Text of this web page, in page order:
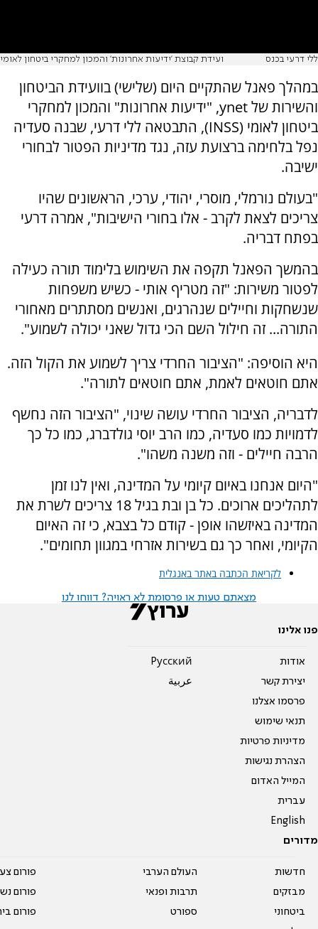
ללי דרעי בכנס ועידת קבוצת 'ידיעות אחרונות' והמכון למחקרי ביטחון לאומי
במהלך פאנל שהתקיים היום (שלישי) בוועידת הביטחון
והשירות של ynet, "ידיעות אחרונות" והמכון למחקרי
ביטחון לאומי (INSS), התבטאה ללי דרעי, שבנה סעדיה
נפל בלחימה ברצועת עזה, נגד מדיניות הפטור לבחורי
ישיבה.
"בעולם נורמלי, מוסרי, יהודי, ערכי, הראשונים שהיו
צריכים לצאת לקרב - אלו בחורי הישיבות", אמרה דרעי
בפתח דבריה.
בהמשך הפאנל תקפה את השימוש בלימוד תורה כעילה
לפטור משירות: "זה מטריף אותי - כשיש משפחות
שנשחקות וחיילים שנהרגים, ואנשים מסתתרים מאחורי
התורה... זה חילול השם הכי גדול שאני יכולה לשמוע".
היא הוסיפה: "הציבור החרדי צריך לשמוע את הקול הזה.
אתם חוטאים לאמת, אתם חוטאים לתורה".
לדבריה, הציבור החרדי עושה שינוי, "הציבור הזה נחשף
לדמויות כמו סעדיה, כמו הרב יוסי גולדברג, כמו כל כך
הרבה חיילים - וזה משנה משהו".
"היום אנחנו באיום קיומי על המדינה, ואין לנו זמן
לתהליכים ארוכים. כל בן ובת בגיל 18 צריכים לשרת את
המדינה באיזשהו אופן - קודם כל בצבא, כי זה האיום
הקיומי, ואחר כך גם בשירות אזרחי במגוון תחומים".
לקריאת הכתבה באתר באנגלית
מצאתם טעות או פרסומת לא ראויה? דווחו לנו
פנו אלינו
אודות
יצירת קשר
פרסמו אצלנו
תנאי שימוש
מדיניות פרטיות
הצהרת נגישות
המייל האדום
עברית
English
Pусский
عربية
מדורים
חדשות
מבזקים
ביטחוני
העולם הערבי
תרבות ופנאי
ספורט
פורום
פורום
פורום